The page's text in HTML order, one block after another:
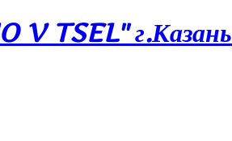
V TSEL" г.Казань